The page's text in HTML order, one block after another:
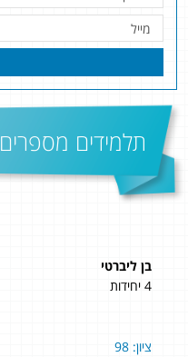
תלמידים מספרים
בן ליברטי
4 יחידות
ציון: 98